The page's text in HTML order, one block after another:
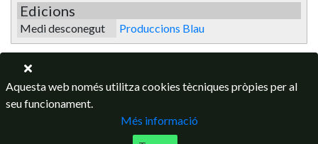
Edicions
Medi desconegut Produccions Blau
Aquesta web només utilitza cookies tècniques pròpies per al
seu funcionament.
Més informació